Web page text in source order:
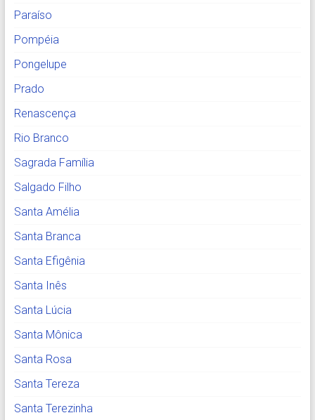
Paraíso
Pompéia
Pongelupe
Prado
Renascença
Rio Branco
Sagrada Família
Salgado Filho
Santa Amélia
Santa Branca
Santa Efigênia
Santa Inês
Santa Lúcia
Santa Mônica
Santa Rosa
Santa Tereza
Santa Terezinha